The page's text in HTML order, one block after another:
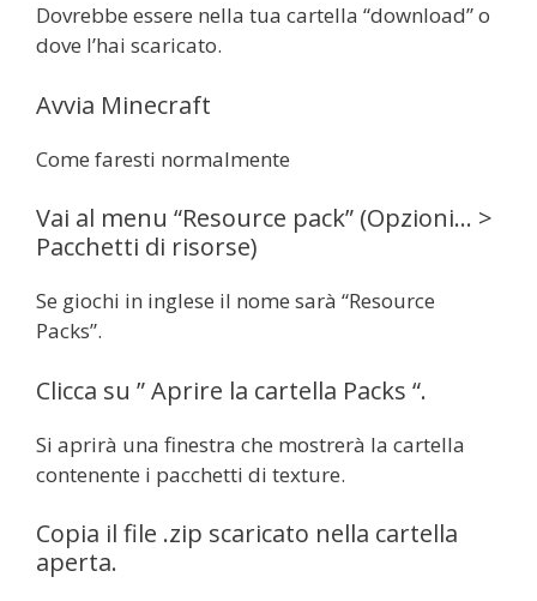
Dovrebbe essere nella tua cartella “download” o
dove l’hai scaricato.
Avvia Minecraft
Come faresti normalmente
Vai al menu “Resource pack” (Opzioni… >
Pacchetti di risorse)
Se giochi in inglese il nome sarà “Resource
Packs”.
Clicca su ” Aprire la cartella Packs “.
Si aprirà una finestra che mostrerà la cartella
contenente i pacchetti di texture.
Copia il file .zip scaricato nella cartella
aperta.